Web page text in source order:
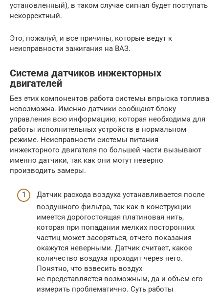
установленный), в таком случае сигнал будет поступать
некорректный.
Это, пожалуй, и все причины, которые ведут к
неисправности зажигания на ВАЗ.
Система датчиков инжекторных
двигателей
Без этих компонентов работа системы впрыска топлива
невозможна. Именно датчики сообщают блоку
управления всю информацию, которая необходима для
работы исполнительных устройств в нормальном
режиме. Неисправности системы питания
инжекторного двигателя по большей части вызывают
именно датчики, так как они могут неверно
производить замеры.
Датчик расхода воздуха устанавливается после
воздушного фильтра, так как в конструкции
имеется дорогостоящая платиновая нить,
которая при попадании мелких посторонних
частиц может засоряться, отчего показания
окажутся неверными. Датчик считает, какое
количество воздуха проходит через него.
Понятно, что взвесить воздух
не представляется возможным, да и объем его
измерить проблематично. Суть работы